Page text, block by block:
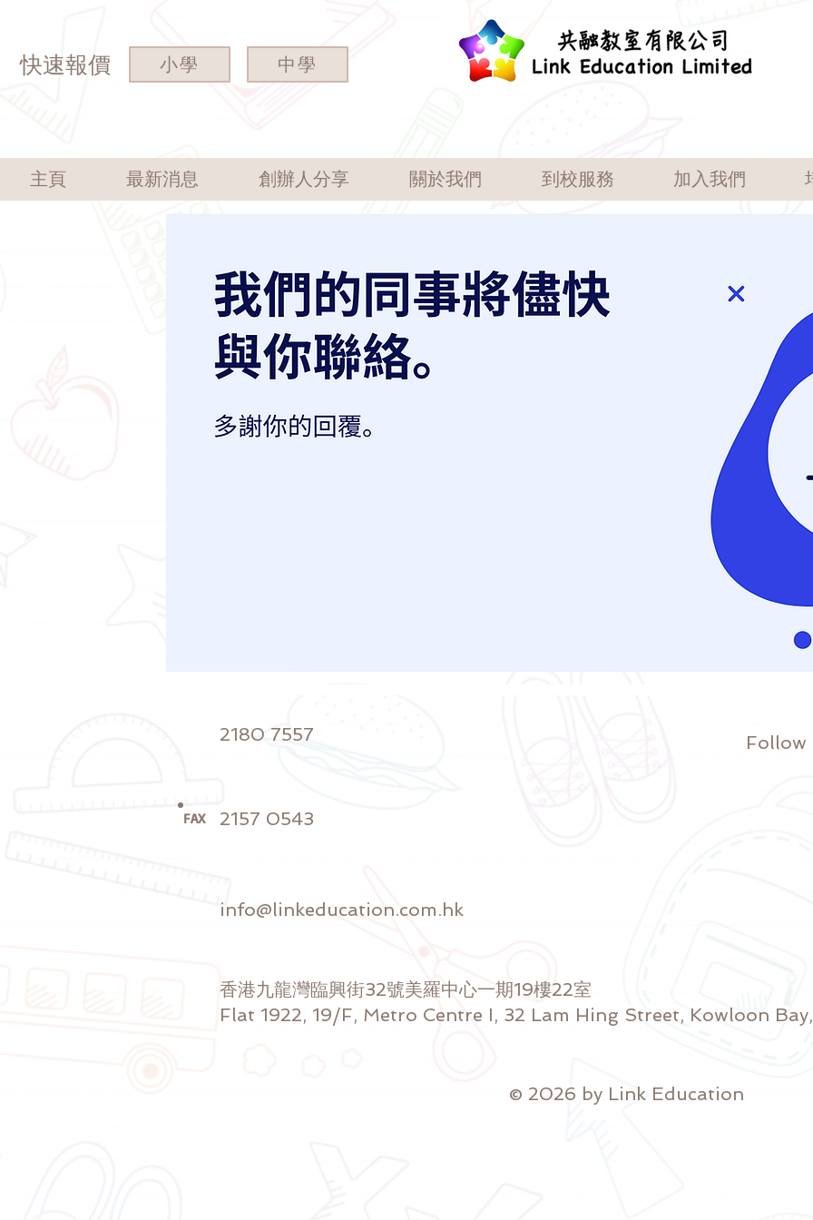
快速報價 小學 中學
主頁 最新消息 創辦人分享 關於我們 到校服務 加入我們
2180 7557
FAX 2157 0543
Follow
info@linkeducation.com.hk
香港九龍灣臨興街32號美羅中心一期19樓22室
Flat 1922, 19/F, Metro Centre I, 32 Lam Hing Street, Kowloon
© 2026 by Link Education